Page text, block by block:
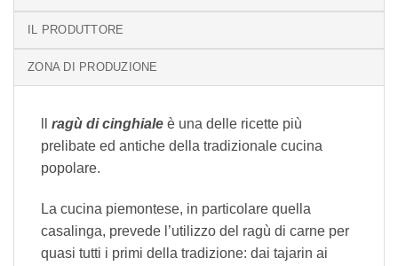
IL PRODUTTORE
ZONA DI PRODUZIONE
ragù di cinghiale è una delle ricette più
prelibate ed antiche della tradizionale cucina
popolare.
La cucina piemontese, in particolare quella
casalinga, prevede l’utilizzo del ragù di carne per
quasi tutti i primi della tradizione: dai tajarin ai